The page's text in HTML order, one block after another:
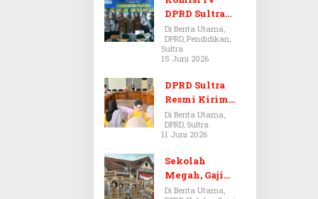
DPRD Sultra
Kawal Hak
Guru,
Rencanakan
Pendidikan
Di Berita Utama,
DPRD, Pendidikan,
Sultra
15 Juni 2026
DPRD Sultra
Resmi Kirim
Aspirasi Tolak
Peraturan
BPOM No. 5
Tahun 2026 ke
Komisi IX DPR
Di Berita Utama,
DPRD, Sultra
11 Juni 2026
Sekolah
Megah, Gaji
Guru Berdarah-
Di Berita Utama,